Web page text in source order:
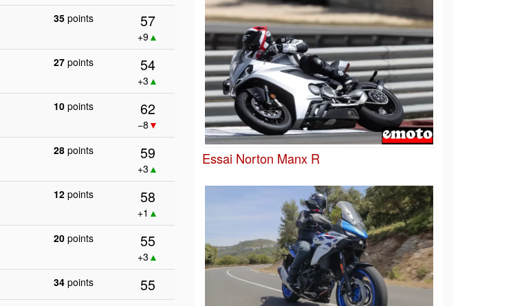
35 points 57
+9▲
27 points 54
+3 ▲
10 points 62
−8 ▼
28 points 59
+3 ▲
12 points 58
+1 ▲
20 points 55
+3 ▲
34 points 55
Essai Norton Manx R